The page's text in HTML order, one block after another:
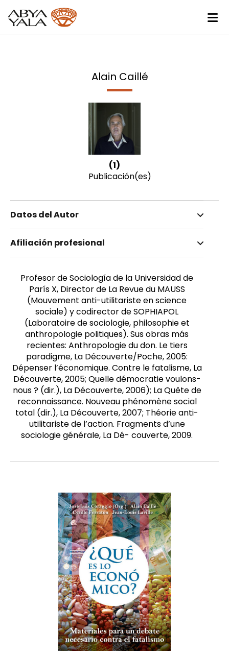
Alain Caillé
(1)
Publicación(es)
Datos del Autor
Caillé, Alain
Masculino
Afiliación profesional
Profesor de Sociología de la Universidad de
París X, Director de La Revue du MAUSS
(Mouvement anti-utilitariste en science
sociale) y codirector de SOPHIAPOL
(Laboratoire de sociologie, philosophie et
anthropologie politiques). Sus obras más
recientes: Anthropologie du don. Le tiers
paradigme, La Découverte/Poche, 2005:
Dépenser l’économique. Contre le fatalisme, La
Découverte, 2005; Quelle démocratie voulons-
nous ? (dir.), La Découverte, 2006); La Quête de
reconnaissance. Nouveau phénomène social
total (dir.), La Découverte, 2007; Théorie anti-
utilitariste de l’action. Fragments d’une
sociologie générale, La Dé- couverte, 2009.